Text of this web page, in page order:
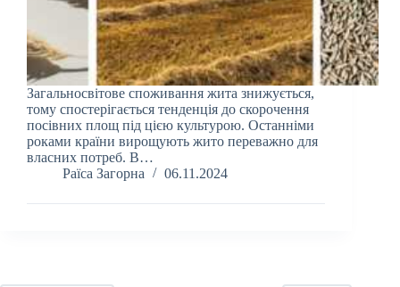
Загальносвітове споживання жита знижується,
тому спостерігається тенденція до скорочення
посівних площ під цією культурою. Останніми
роками країни вирощують жито переважно для
власних потреб. В…
Раїса Загорна
06.11.2024